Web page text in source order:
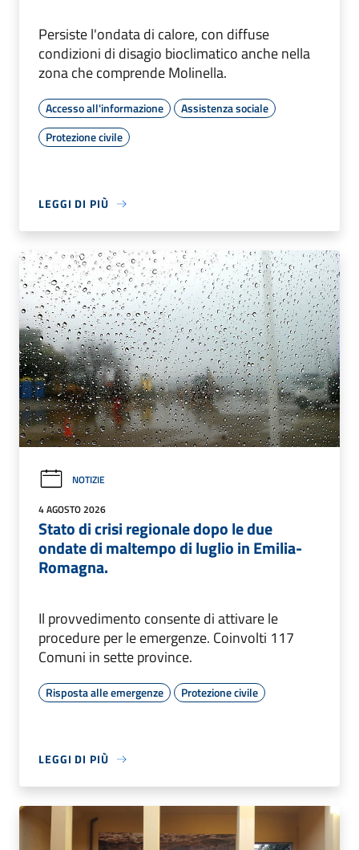
Persiste l'ondata di calore, con diffuse
condizioni di disagio bioclimatico anche nella
zona che comprende Molinella.
Accesso all'informazione
Assistenza sociale
Protezione civile
LEGGI DI PIÙ
NOTIZIE
4 AGOSTO 2026
Stato di crisi regionale dopo le due
ondate di maltempo di luglio in Emilia-
Romagna.
Il provvedimento consente di attivare le
procedure per le emergenze. Coinvolti 117
Comuni in sette province.
Risposta alle emergenze Protezione civile
LEGGI DI PIÙ